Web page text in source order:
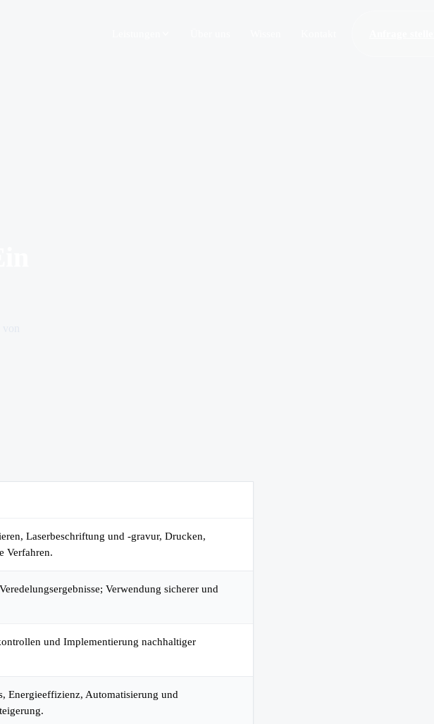
Laserbeschriftung und -gravur, Drucken,
Verfahren.
Verwendung sicherer und
und Implementierung nachhaltiger
Energieeffizienz, Automatisierung und